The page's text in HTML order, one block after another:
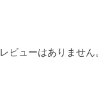
レビューはありません。